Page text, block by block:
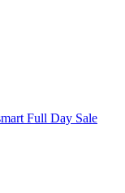
Full Day Sale